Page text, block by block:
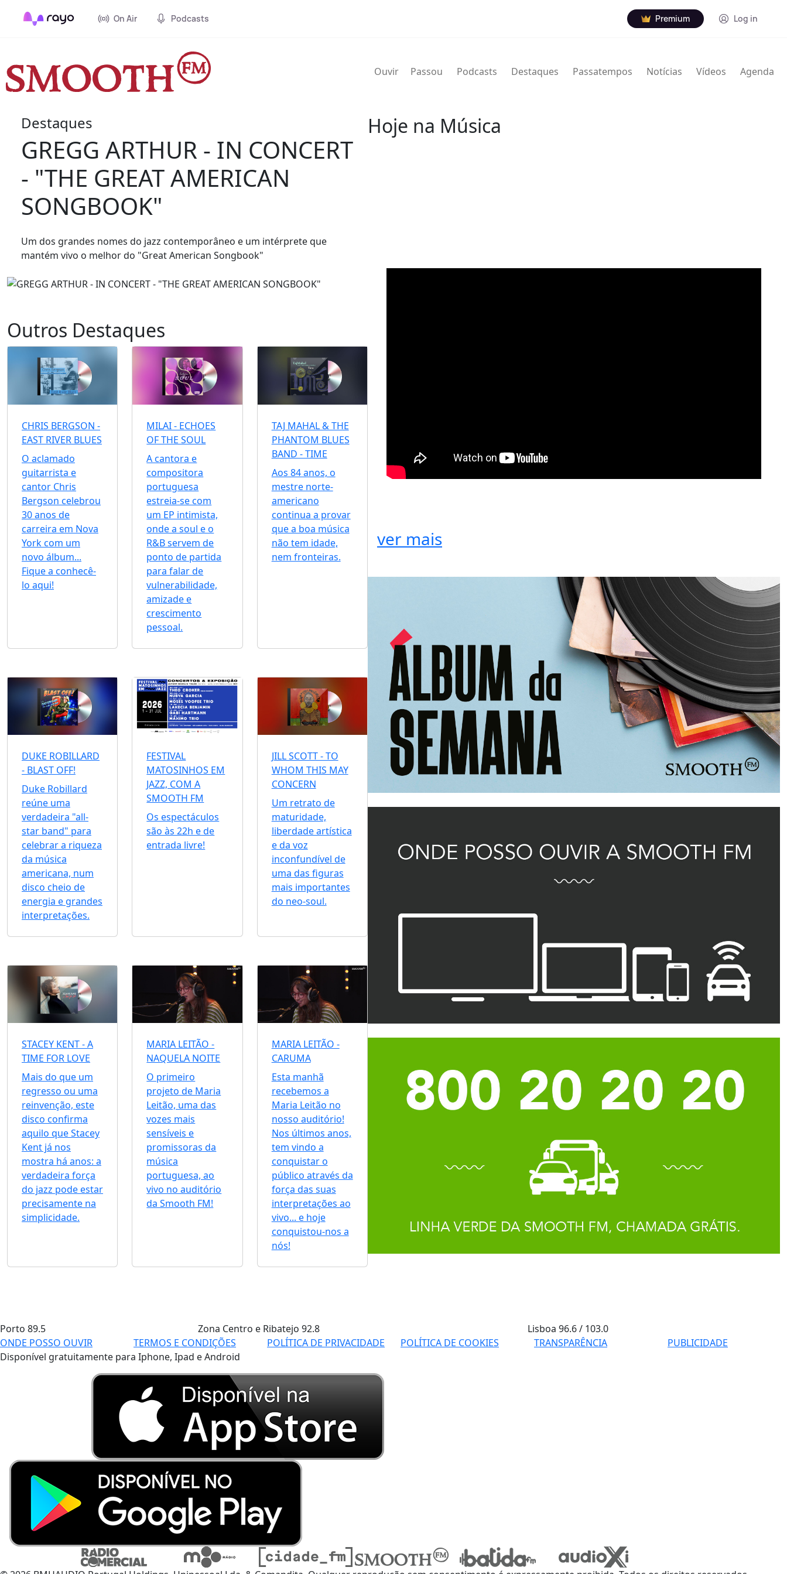
On Air Podcasts Premium Log in
Ouvir Passou Podcasts Destaques Passatempos Notícias Vídeos Agenda
Destaques
GREGG ARTHUR - IN CONCERT
- "THE GREAT AMERICAN
SONGBOOK"
Um dos grandes nomes do jazz contemporâneo e um intérprete que
mantém vivo o melhor do "Great American Songbook"
Outros Destaques
CHRIS BERGSON -
EAST RIVER BLUES
O aclamado
guitarrista e
cantor Chris
Bergson celebrou
30 anos de
carreira em Nova
York com um
novo álbum...
Fique a conhecê-
lo aqui!
MILAI - ECHOES
OF THE SOUL
A cantora e
compositora
portuguesa
estreia-se com
um EP intimista,
onde a soul e o
R&B servem de
ponto de partida
para falar de
vulnerabilidade,
amizade e
crescimento
pessoal.
TAJ MAHAL & THE
PHANTOM BLUES
BAND - TIME
Aos 84 anos, o
mestre norte-
americano
continua a provar
que a boa música
não tem idade,
nem fronteiras.
DUKE ROBILLARD
- BLAST OFF!
Duke Robillard
reúne uma
verdadeira "all-
star band" para
celebrar a riqueza
da música
americana, num
disco cheio de
energia e grandes
interpretações.
FESTIVAL
MATOSINHOS EM
JAZZ, COM A
SMOOTH FM
Os espectáculos
são às 22h e de
entrada livre!
JILL SCOTT - TO
WHOM THIS MAY
CONCERN
Um retrato de
maturidade,
liberdade artística
e da voz
inconfundível de
uma das figuras
mais importantes
do neo-soul.
STACEY KENT - A
TIME FOR LOVE
Mais do que um
regresso ou uma
reinvenção, este
disco confirma
aquilo que Stacey
Kent já nos
mostra há anos: a
verdadeira força
do jazz pode estar
precisamente na
simplicidade.
MARIA LEITÃO -
NAQUELA NOITE
O primeiro
projeto de Maria
Leitão, uma das
vozes mais
sensíveis e
promissoras da
música
portuguesa, ao
vivo no auditório
da Smooth FM!
MARIA LEITÃO -
CARUMA
Esta manhã
recebemos a
Maria Leitão no
nosso auditório!
Nos últimos anos,
tem vindo a
conquistar o
público através da
força das suas
interpretações ao
vivo... e hoje
conquistou-nos a
nós!
Hoje na Música
ver mais
Porto 89.5 Zona Centro e Ribatejo 92.8 Lisboa96.6 / 103.0
ONDE POSSO OUVIR
TERMOS E CONDIÇÕES POLÍTICA DE PRIVACIDADE POLÍTICA DE COOKIES TRANSPARÊNCIA
PUBLICIDADE
Disponível gratuitamente para Iphone, Ipad e Android